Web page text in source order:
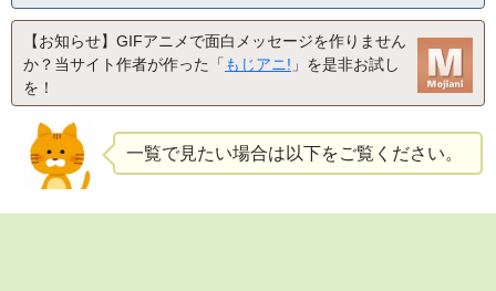
【お知らせ】GIFアニメで面白メッセージを作りません
か？当サイト作者が作った「 もじアニ! 」を是非お試し
を！
一覧で見たい場合は以下をご覧ください。